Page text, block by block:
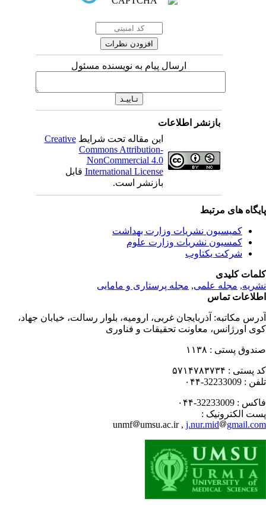
ارسال پیام به نویسنده مسئول
بازنشر اطلاعات
این مقاله تحت شرایطCreative
Commons Attribution-
NonCommercial 4.0
International Licenseقابل
بازنشر است.
های مرتبط
کمیسیون نشریات وزارت بهداشت
کمسیون نشریات وزارت علوم
شرکت یکتاوب
کلیدی
,مجله علمی, مجله پرستاری و مامایی
تماس
مکاتبه:آذربایجان غربی، ارومیه، بلوار رسالت، خیابان جهاد،
اورژانس، معاونت تحقیقات و فناوری
پستی : ۱۱۳۸
پستی : ۵۷۱۴۷۸۳۷۳۴
: 32233009-۰۴۴
: 32233009-۰۴۴
الکترونیک :
unmf
umsu.ac.ir ,j.nur.mid